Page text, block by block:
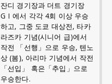
잔디 경기장과 더트 경기장
GⅠ에서 각각 4회 이상 우승
하고, 그중 도쿄 대상전, 타카
라즈카 기념(시니어 급)에서
작전 「선행」으로 우승, 텐노
상 (봄), 아리마 기념에서 작전
「선입」 혹은「추입」으로
우승한다.